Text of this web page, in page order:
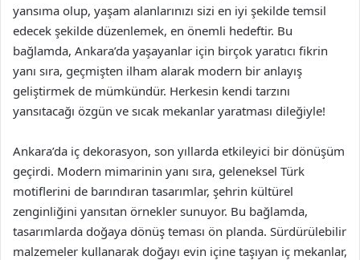
yansıma olup, yaşam alanlarınızı sizi en iyi şekilde temsil
edecek şekilde düzenlemek, en önemli hedeftir. Bu
bağlamda, Ankara’da yaşayanlar için birçok yaratıcı fikrin
yanı sıra, geçmişten ilham alarak modern bir anlayış
geliştirmek de mümkündür. Herkesin kendi tarzını
yansıtacağı özgün ve sıcak mekanlar yaratması dileğiyle!
Ankara’da iç dekorasyon, son yıllarda etkileyici bir dönüşüm
geçirdi. Modern mimarinin yanı sıra, geleneksel Türk
motiflerini de barındıran tasarımlar, şehrin kültürel
zenginliğini yansıtan örnekler sunuyor. Bu bağlamda,
tasarımlarda doğaya dönüş teması ön planda. Sürdürülebilir
malzemeler kullanarak doğayı evin içine taşıyan iç mekanlar,